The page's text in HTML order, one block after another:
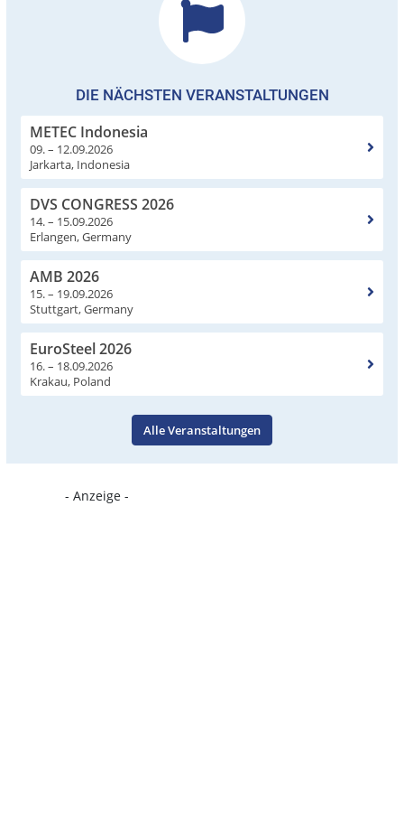
DIE NÄCHSTEN VERANSTALTUNGEN
METEC Indonesia
09. – 12.09.2026
Jarkarta, Indonesia
DVS CONGRESS 2026
14. – 15.09.2026
Erlangen, Germany
AMB 2026
15. – 19.09.2026
Stuttgart, Germany
EuroSteel 2026
16. – 18.09.2026
Krakau, Poland
Alle Veranstaltungen
- Anzeige -